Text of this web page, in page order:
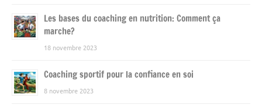
Les bases du coaching en nutrition: Comment ça
marche?
18 novembre 2023
Coaching sportif pour la confiance en soi
8 novembre 2023